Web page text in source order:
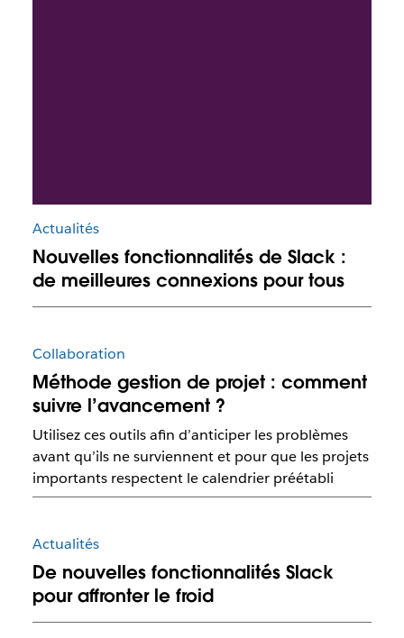
Actualités
Nouvelles fonctionnalités de Slack :
de meilleures connexions pour tous
Collaboration
Méthode gestion de projet : comment
suivre l’avancement ?
Utilisez ces outils afin d’anticiper les problèmes
avant qu’ils ne surviennent et pour que les projets
importants respectent le calendrier préétabli
Actualités
De nouvelles fonctionnalités Slack
pour affronter le froid